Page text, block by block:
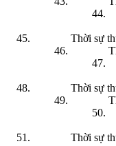
Thời sự
Thời sự
Thời sự